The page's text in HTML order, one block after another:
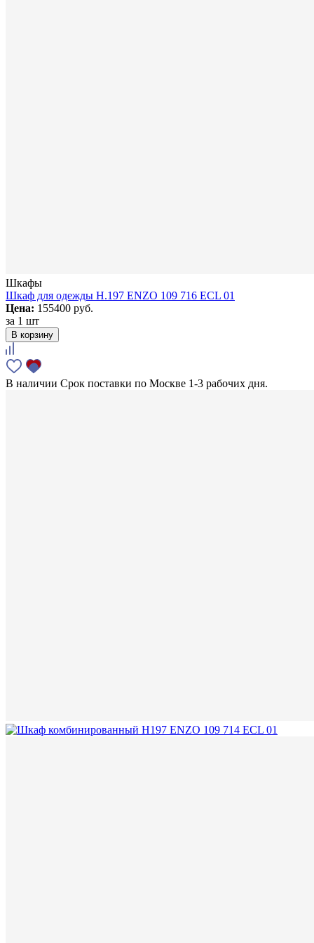
Шкафы
Шкаф для одежды H.197 ENZO 109 716 ECL 01
Цена: 155400 руб.
за 1 шт
В корзину
В наличии Срок поставки по Москве 1-3 рабочих дня.